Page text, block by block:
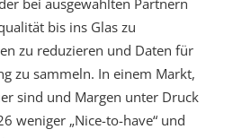
bei ausgewählten Partnern
bis ins Glas zu
zu reduzieren und Daten für
zu sammeln. In einem Markt,
sind und Margen unter Druck
weniger „Nice-to-have“ und